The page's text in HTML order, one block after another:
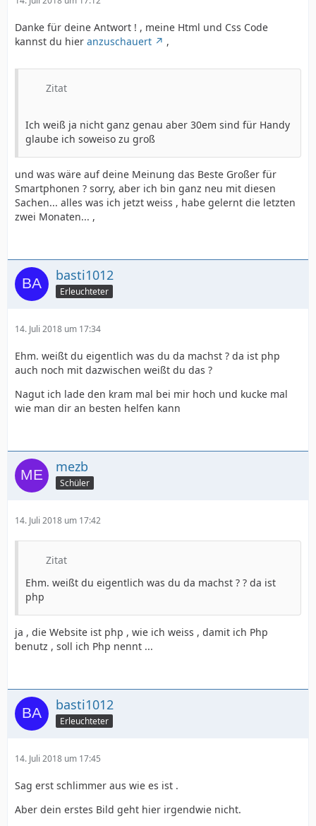
Danke für deine Antwort ! , meine Html und Css Code
kannst du hier anzuschauert ,
Zitat
Ich weiß ja nicht ganz genau aber 30em sind für Handy
glaube ich soweiso zu groß
und was wäre auf deine Meinung das Beste Großer für
Smartphonen ? sorry, aber ich bin ganz neu mit diesen
Sachen... alles was ich jetzt weiss , habe gelernt die letzten
zwei Monaten... ,
basti1012
Erleuchteter
14. Juli 2018 um 17:34
Ehm. weißt du eigentlich was du da machst ? da ist php
auch noch mit dazwischen weißt du das ?
Nagut ich lade den kram mal bei mir hoch und kucke mal
wie man dir an besten helfen kann
mezb
Schüler
14. Juli 2018 um 17:42
Zitat
Ehm. weißt du eigentlich was du da machst ? ? da ist
php
ja , die Website ist php , wie ich weiss , damit ich Php
benutz , soll ich Php nennt ...
basti1012
Erleuchteter
14. Juli 2018 um 17:45
Sag erst schlimmer aus wie es ist .
Aber dein erstes Bild geht hier irgendwie nicht.